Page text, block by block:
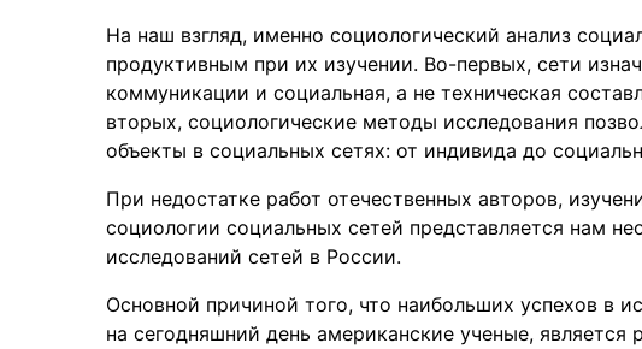
На наш взгляд, именно социологический анализ
продуктивным при их изучении. Во-первых, сети
коммуникации и социальная, а не техническая
вторых, социологические методы исследования
объекты в социальных сетях: от индивида до
При недостатке работ отечественных авторов,
социологии социальных сетей представляется нам
исследований сетей в России.
Основной причиной того, что наибольших успехов в
на сегодняшний день американские ученые, является